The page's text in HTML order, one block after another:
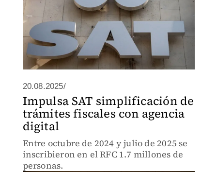
20.08.2025/
Impulsa SAT simplificación de
trámites fiscales con agencia
digital
Entre octubre de 2024 y julio de 2025 se
inscribieron en el RFC 1.7 millones de
personas.